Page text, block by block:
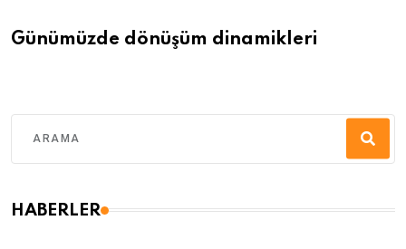
Günümüzde dönüşüm dinamikleri
HABERLER